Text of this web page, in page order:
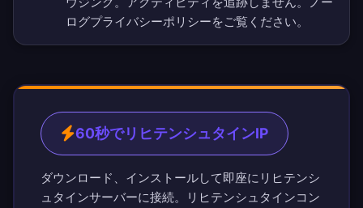
ログプライバシーポリシーをご覧ください。
60秒でリヒテンシュタインIP
ダウンロード、インストールして即座にリヒテンシ
ュタインサーバーに接続。リヒテンシュタインコン